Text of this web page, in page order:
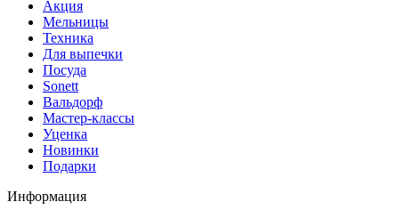
Акция
Мельницы
Техника
Для выпечки
Посуда
Sonett
Вальдорф
Мастер-классы
Уценка
Новинки
Подарки
Информация